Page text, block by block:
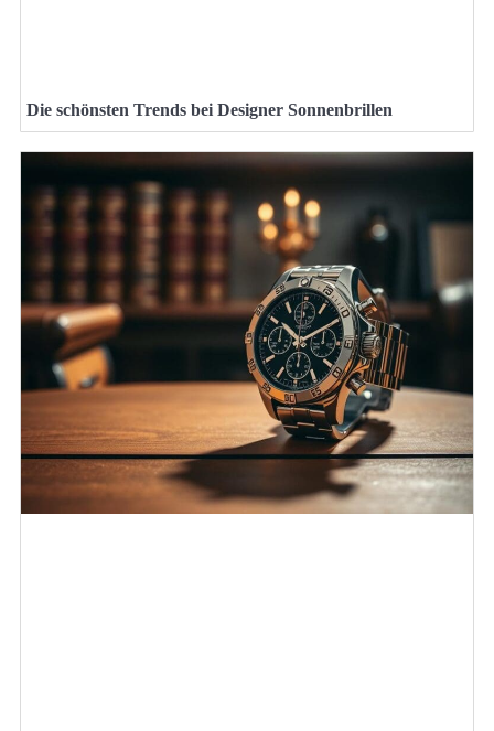
Die schönsten Trends bei Designer Sonnenbrillen